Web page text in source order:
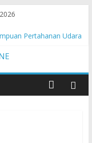
Pertahanan Udara
Masuk Desa, PLN
di Jawa Timur
Pedoman Bangun